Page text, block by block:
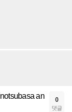
an
0
댓글